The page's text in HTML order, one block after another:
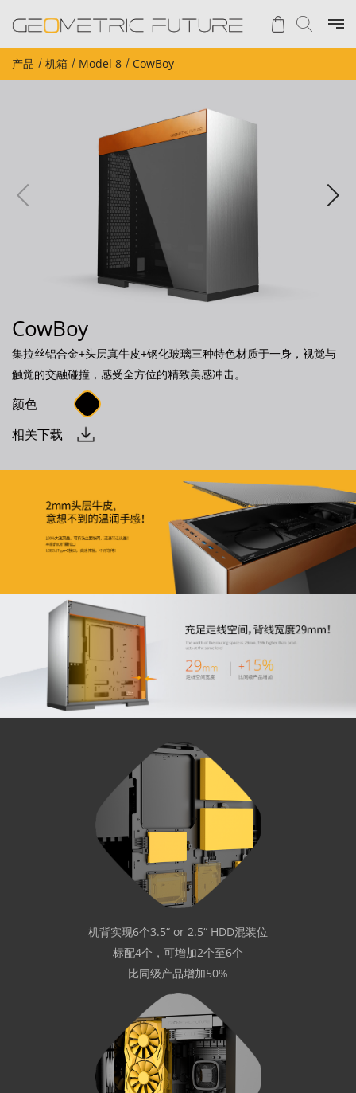
产品 机箱 Model 8 CowBoy
CowBoy
集拉丝铝合金+头层真牛皮+钢化玻璃三种特色材质于一身，视觉与
触觉的交融碰撞，感受全方位的精致美感冲击。
颜色
相关下载
机背实现6个3.5“ or 2.5“ HDD混装位
标配4个，可增加2个至6个
比同级产品增加50%